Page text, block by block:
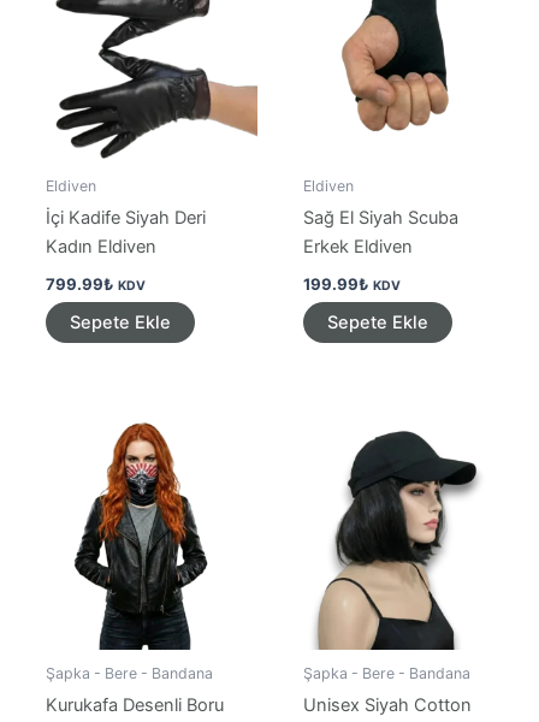
Eldiven
İçi Kadife Siyah Deri
Kadın Eldiven
799.99₺ KDV
Sepete Ekle
Eldiven
Sağ El Siyah Scuba
Erkek Eldiven
199.99₺ KDV
Sepete Ekle
Şapka - Bere - Bandana
Kurukafa Desenli Boru
Şapka - Bere - Bandana
Unisex Siyah Cotton